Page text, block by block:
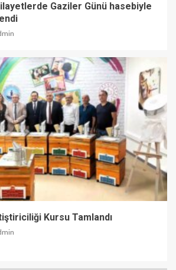
Gaziler Günü hasebiyle
Kursu Tamlandı